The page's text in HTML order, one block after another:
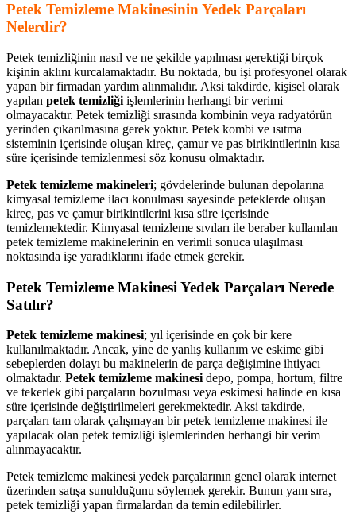
Petek Temizleme Makinesinin Yedek Parçaları
Nelerdir?
Petek temizliğinin nasıl ve ne şekilde yapılması gerektiği birçok
kişinin aklını kurcalamaktadır. Bu noktada, bu işi profesyonel olarak
yapan bir firmadan yardım alınmalıdır. Aksi takdirde, kişisel olarak
yapılan petek temizliği işlemlerinin herhangi bir verimi
olmayacaktır. Petek temizliği sırasında kombinin veya radyatörün
yerinden çıkarılmasına gerek yoktur. Petek kombi ve ısıtma
sisteminin içerisinde oluşan kireç, çamur ve pas birikintilerinin kısa
süre içerisinde temizlenmesi söz konusu olmaktadır.
Petek temizleme makineleri; gövdelerinde bulunan depolarına
kimyasal temizleme ilacı konulması sayesinde peteklerde oluşan
kireç, pas ve çamur birikintilerini kısa süre içerisinde
temizlemektedir. Kimyasal temizleme sıvıları ile beraber kullanılan
petek temizleme makinelerinin en verimli sonuca ulaşılması
noktasında işe yaradıklarını ifade etmek gerekir.
Petek Temizleme Makinesi Yedek Parçaları Nerede
Satılır?
Petek temizleme makinesi; yıl içerisinde en çok bir kere
kullanılmaktadır. Ancak, yine de yanlış kullanım ve eskime gibi
sebeplerden dolayı bu makinelerin de parça değişimine ihtiyacı
olmaktadır. Petek temizleme makinesi depo, pompa, hortum, filtre
ve tekerlek gibi parçaların bozulması veya eskimesi halinde en kısa
süre içerisinde değiştirilmeleri gerekmektedir. Aksi takdirde,
parçaları tam olarak çalışmayan bir petek temizleme makinesi ile
yapılacak olan petek temizliği işlemlerinden herhangi bir verim
alınmayacaktır.
Petek temizleme makinesi yedek parçalarının genel olarak internet
üzerinden satışa sunulduğunu söylemek gerekir. Bunun yanı sıra,
petek temizliği yapan firmalardan da temin edilebilirler.